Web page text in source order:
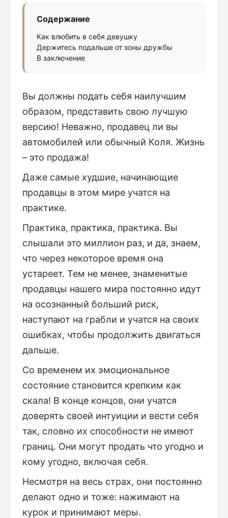
Содержание
Как влюбить в себя девушку
Держитесь подальше от зоны дружбы
В заключение
Вы должны подать себя наилучшим
образом, представить свою лучшую
версию! Неважно, продавец ли вы
автомобилей или обычный Коля. Жизнь
– это продажа!
Даже самые худшие, начинающие
продавцы в этом мире учатся на
практике.
Практика, практика, практика. Вы
слышали это миллион раз, и да, знаем,
что через некоторое время она
устареет. Тем не менее, знаменитые
продавцы нашего мира постоянно идут
на осознанный больший риск,
наступают на грабли и учатся на своих
ошибках, чтобы продолжить двигаться
дальше.
Со временем их эмоциональное
состояние становится крепким как
скала! В конце концов, они учатся
доверять своей интуиции и вести себя
так, словно их способности не имеют
границ. Они могут продать что угодно и
кому угодно, включая себя.
Несмотря на весь страх, они постоянно
делают одно и тоже: нажимают на
курок и принимают меры.